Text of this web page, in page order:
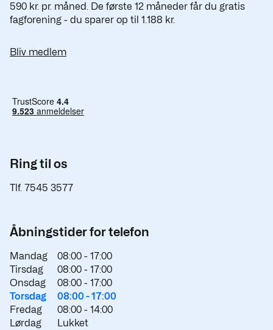
590 kr. pr. måned. De første 12 måneder får du gratis
fagforening - du sparer op til 1.188 kr.
Bliv medlem
Ring til os
Tlf. 7545 3577
Åbningstider for telefon
Mandag 08:00 - 17:00
Tirsdag
08:00 - 17:00
Onsdag
08:00 - 17:00
Torsdag
08:00 -17:00
Fredag
08:00 - 14:00
Lørdag
Lukket